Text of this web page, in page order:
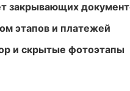
закрывающих
этапов и платежей
и скрытые фотоэтапы